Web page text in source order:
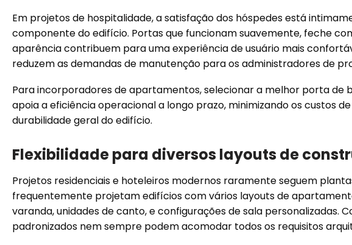
Em projetos de hospitalidade, a satisfação dos hóspedes está
componente do edifício. Portas que funcionam suavemente, feche
aparência contribuem para uma experiência de usuário mais
reduzem as demandas de manutenção para os administradores de
Para incorporadores de apartamentos, selecionar a melhor porta de
apoia a eficiência operacional a longo prazo, minimizando os custos
durabilidade geral do edifício.
Flexibilidade para diversos layouts de
Projetos residenciais e hoteleiros modernos raramente seguem
frequentemente projetam edifícios com vários layouts de
varanda, unidades de canto, e configurações de sala personalizadas.
padronizados nem sempre podem acomodar todos os requisitos